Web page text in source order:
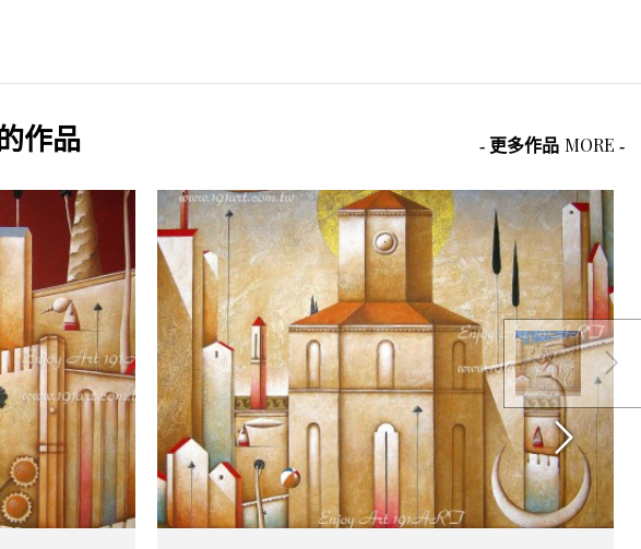
的作品 - 更多作品 MORE -